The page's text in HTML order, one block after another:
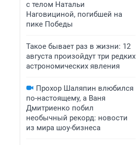
с телом Натальи
Наговициной, погибшей на
пике Победы
Такое бывает раз в жизни: 12
августа произойдут три редких
астрономических явления
Прохор Шаляпин влюбился
по-настоящему, а Ваня
Дмитриенко побил
необычный рекорд: новости
из мира шоу-бизнеса